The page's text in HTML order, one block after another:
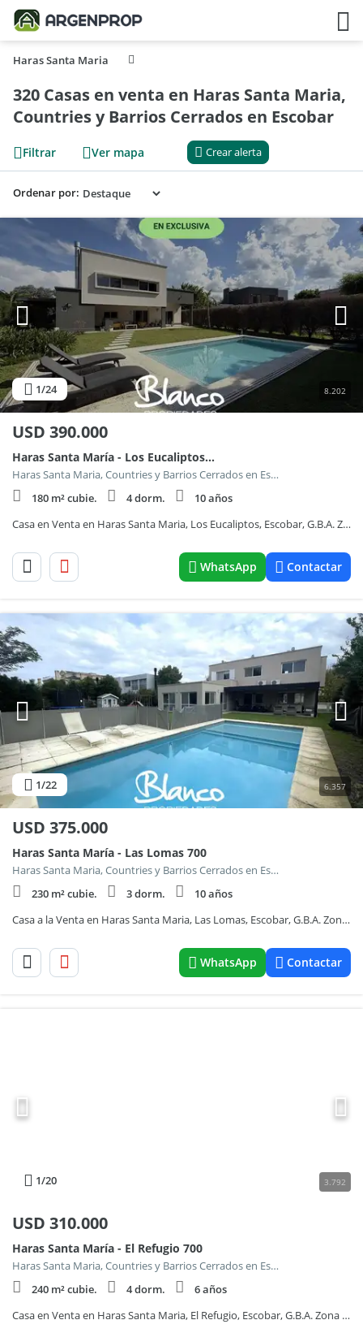
Haras Santa Maria
320 Casas en venta en Haras Santa Maria,
Countries y Barrios Cerrados en Escobar
Filtrar Ver mapa Crear alerta
Ordenar por:
1/24 8.202
USD 390.000
Haras Santa María - Los Eucaliptos 700
Haras Santa Maria, Countries y Barrios Cerrados en Escobar
180 m² cubie.
4 dorm.
10 años
Casa en Venta en Haras Santa Maria, Los Eucaliptos, Escobar, G.B.A. Zona Norte
WhatsApp Contactar
1/22 6.357
USD 375.000
Haras Santa María - Las Lomas 700
Haras Santa Maria, Countries y Barrios Cerrados en Escobar
230 m² cubie.
3 dorm.
10 años
Casa a la Venta en Haras Santa Maria, Las Lomas, Escobar, G.B.A. Zona Norte
WhatsApp Contactar
1/20 3.792
USD 310.000
Haras Santa María - El Refugio 700
Haras Santa Maria, Countries y Barrios Cerrados en Escobar
240 m² cubie.
4 dorm.
6 años
Casa en Venta en Haras Santa Maria, El Refugio, Escobar, G.B.A. Zona Norte